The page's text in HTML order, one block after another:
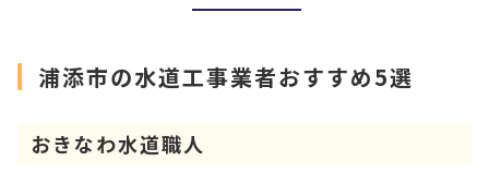
浦添市の水道工事業者おすすめ5選
おきなわ水道職人